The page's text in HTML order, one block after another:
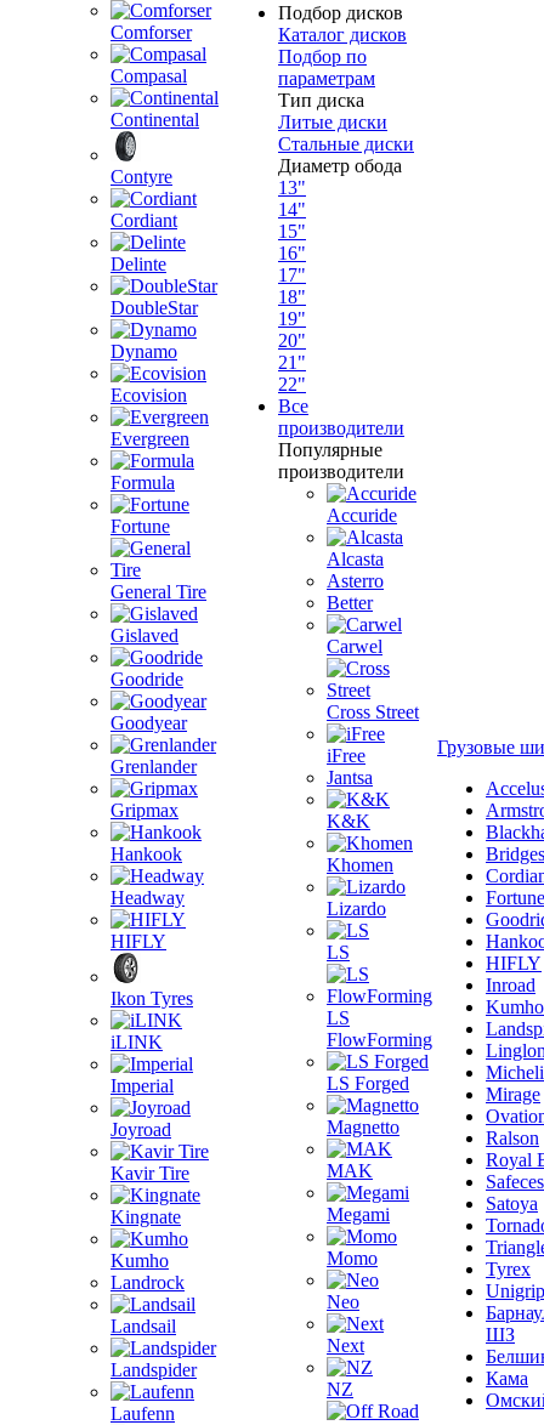
Comforser
Compasal
Continental
Contyre
Cordiant
Delinte
DoubleStar
Dynamo
Ecovision
Evergreen
Formula
Fortune
General Tire
Gislaved
Goodride
Goodyear
Grenlander
Gripmax
Hankook
Headway
HIFLY
Ikon Tyres
iLINK
Imperial
Joyroad
Kavir Tire
Kingnate
Kumho
Landrock
Landsail
Landspider
Laufenn
Подбор дисков
Каталог дисков
Подбор по
параметрам
Тип диска
Литые диски
Стальные диски
Диаметр обода
13"
14"
15"
16"
17"
18"
19"
20"
21"
22"
Все
производители
Популярные
производители
Accuride
Alcasta
Asterro
Better
Carwel
Cross Street
iFree
Jantsa
K&K
Khomen
Lizardo
LS
LS
FlowForming
LS Forged
Magnetto
MAK
Megami
Momo
Neo
Next
NZ
Грузовые
Fortune
HIFLY
Inroad
Kumho
Mirage
Ralson
Royal
Satoya
Tyrex
Unigrip
ШЗ
Кама